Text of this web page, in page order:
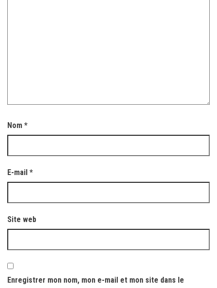
Nom *
E-mail *
Site web
Enregistrer mon nom, mon e-mail et mon site dans le